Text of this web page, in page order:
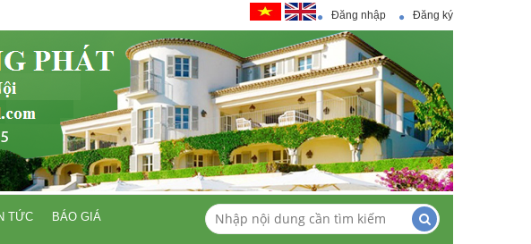
Đăng nhập Đăng ký
TỨC BÁO GIÁ